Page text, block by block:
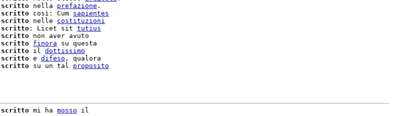
scritto nella prefazione .
scritto così: Cum sapientes
scritto nelle costituzioni
scritto : Licet sit tutius
scritto
scritto finora su questa
scritto il dottissimo
scritto e difeso , qualora
scritto su un tal proposito
scritto mi ha mosso il